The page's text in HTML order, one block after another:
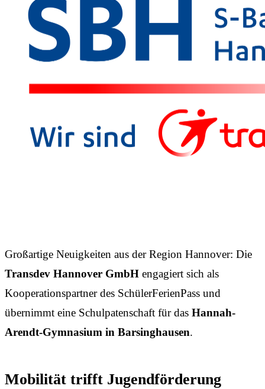
Großartige Neuigkeiten aus der Region Hannover: Die
Transdev Hannover GmbH engagiert sich als
Kooperationspartner des SchülerFerienPass und
übernimmt eine Schulpatenschaft für das Hannah-
Arendt-Gymnasium in Barsinghausen.
Mobilität trifft Jugendförderung